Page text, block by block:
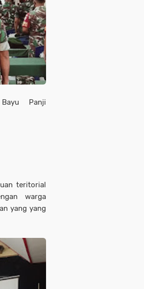
Panji
teritorial
warga
yang yang